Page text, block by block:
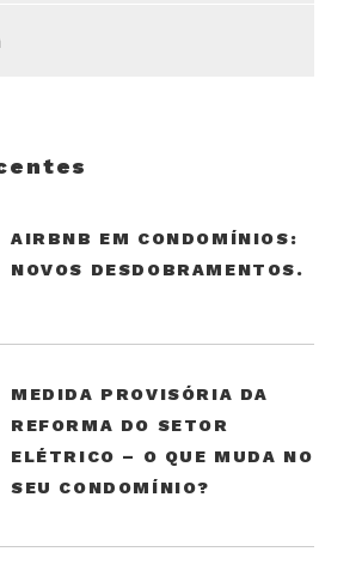
AIRBNB EM CONDOMÍNIOS:
NOVOS DESDOBRAMENTOS.
MEDIDA PROVISÓRIA DA
REFORMA DO SETOR
ELÉTRICO – O QUE MUDA NO
SEU CONDOMÍNIO?